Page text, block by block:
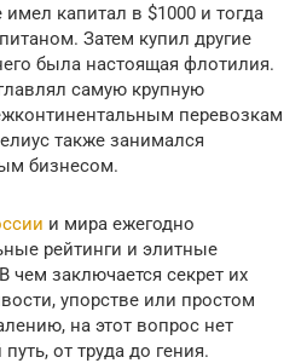
имел капитал в $1000 и тогда
Затем купил другие
была настоящая флотилия.
самую крупную
перевозкам
также занимался
бизнесом.
и мира ежегодно
рейтинги и элитные
чем заключается секрет их
упорстве или простом
на этот вопрос нет
от труда до гения.